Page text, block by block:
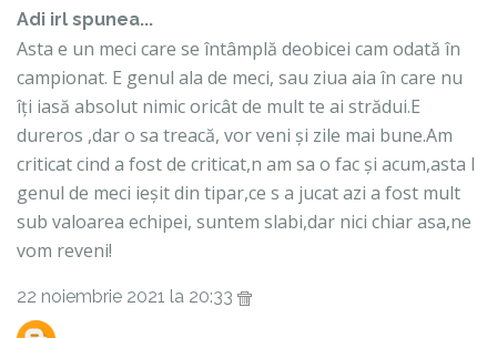
Adi irl spunea...
Asta e un meci care se întâmplă deobicei cam odată în
campionat. E genul ala de meci, sau ziua aia în care nu
îți iasă absolut nimic oricât de mult te ai strădui.E
dureros ,dar o sa treacă, vor veni și zile mai bune.Am
criticat cind a fost de criticat,n am sa o fac și acum,asta I
genul de meci ieșit din tipar,ce s a jucat azi a fost mult
sub valoarea echipei, suntem slabi,dar nici chiar asa,ne
vom reveni!
22 noiembrie 2021 la 20:33